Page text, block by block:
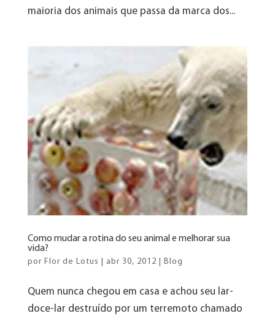
maioria dos animais que passa da marca dos...
Como mudar a rotina do seu animal e melhorar sua
vida?
por Flor de Lotus abr 30, 2012 Blog
Quem nunca chegou em casa e achou seu lar-
doce-lar destruído por um terremoto chamado